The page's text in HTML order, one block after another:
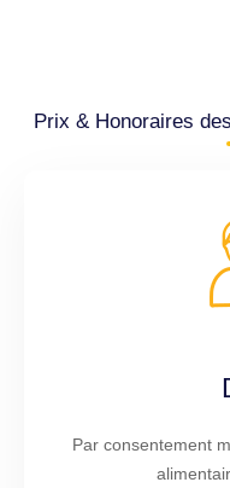
Prix & Honoraires
Par consentement